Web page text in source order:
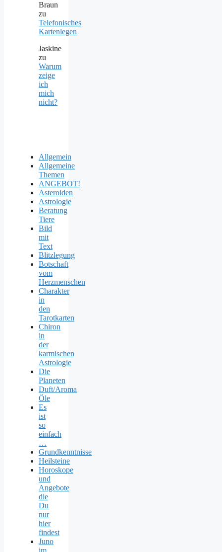
Braun
zu
Telefonisches
Kartenlegen
Jaskine
zu
Warum
zeige
ich
mich
nicht?
Allgemein
Allgemeine
Themen
ANGEBOT!
Asteroiden
Astrologie
Beratung
Tiere
Bild
mit
Text
Blitzlegung
Botschaft
vom
Herzmenschen
Charakter
in
den
Tarotkarten
Chiron
in
der
karmischen
Astrologie
Die
Planeten
Duft/Aroma
Öle
Es
ist
so
einfach
…
Grundkenntnisse
Heilsteine
Horoskope
und
Angebote
die
Du
nur
hier
findest
Juno